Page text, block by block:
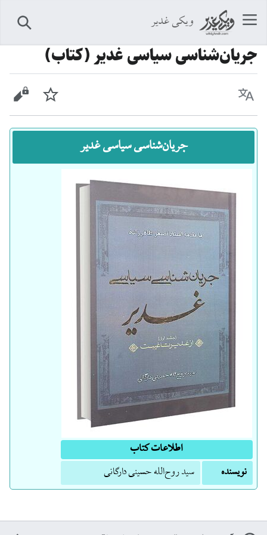
ویکی غدیر
جریان‌شناسی سیاسی غدیر (کتاب)
زبان پیگیری
جریان‌شناسی سیاسی غدیر
اطلاعات کتاب
نویسنده سید روح‌الله حسینی دارگانی